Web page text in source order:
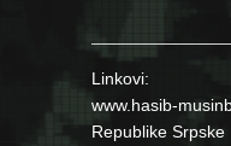
Linkovi:
www.hasib-
Republike Srpske